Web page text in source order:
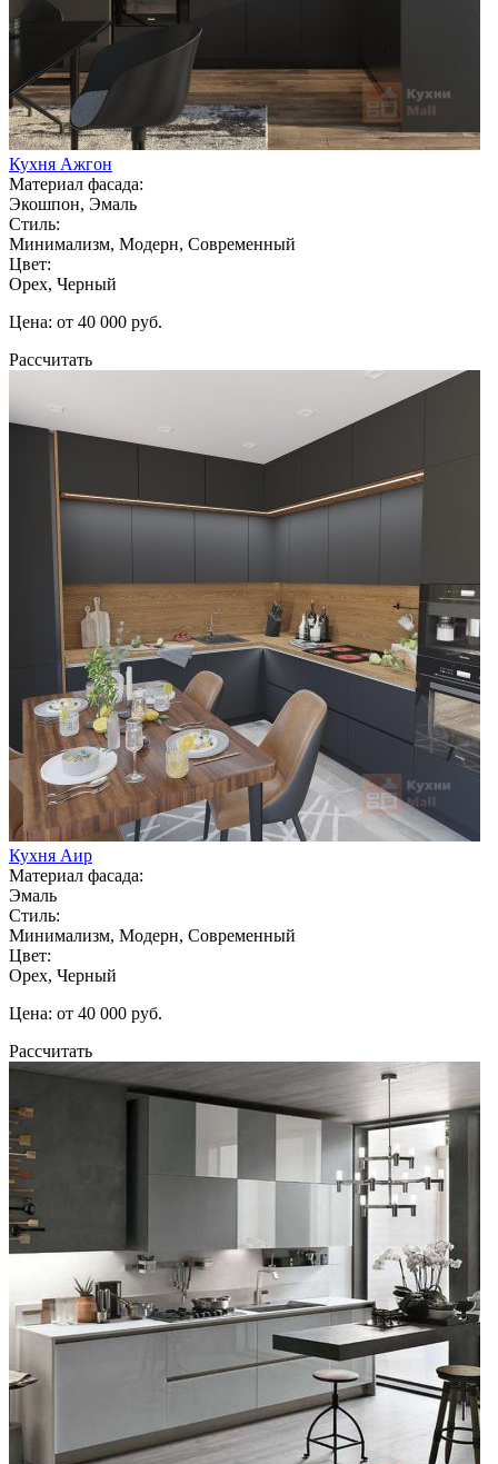
Кухня Ажгон
Материал фасада:
Экошпон, Эмаль
Стиль:
Минимализм, Модерн, Современный
Цвет:
Орех, Черный
Цена: от 40 000 руб.
Рассчитать
Кухня Аир
Материал фасада:
Эмаль
Стиль:
Минимализм, Модерн, Современный
Цвет:
Орех, Черный
Цена: от 40 000 руб.
Рассчитать